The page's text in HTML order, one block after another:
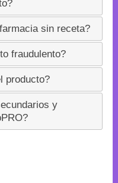
sin receta?
fraudulento?
producto?
y